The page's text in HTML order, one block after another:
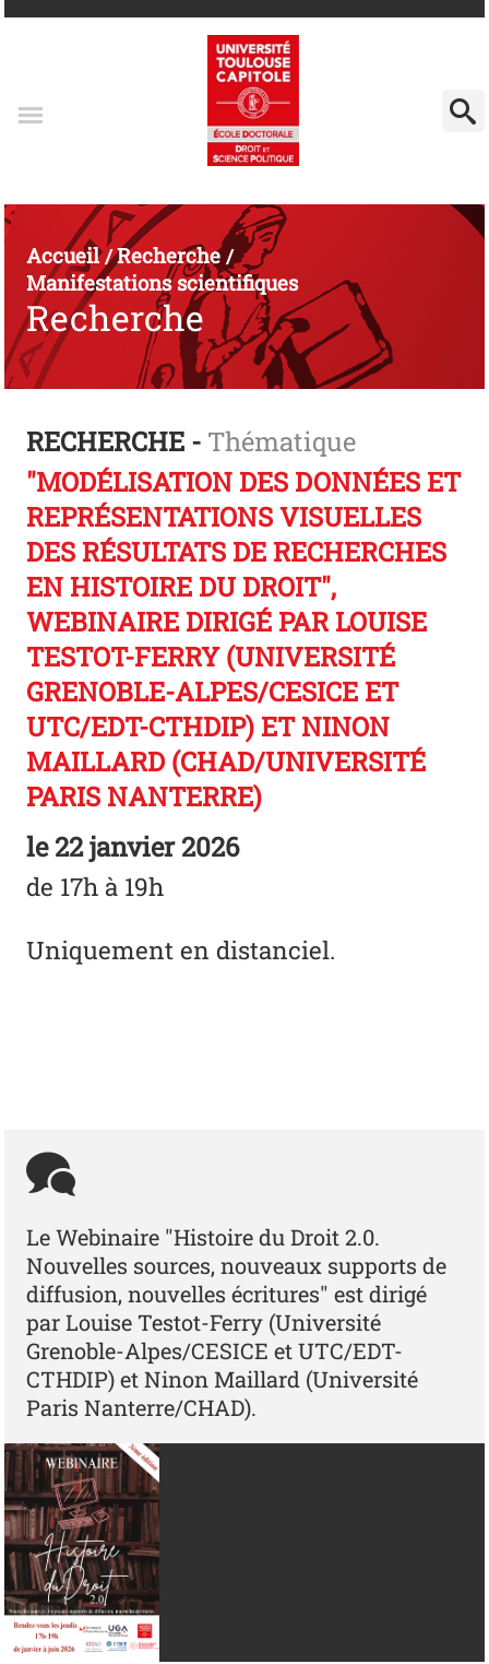
Accueil/Recherche/
Manifestations scientifiques
Recherche
RECHERCHE - Thématique
"MODÉLISATION DES DONNÉES ET
REPRÉSENTATIONS VISUELLES
DES RÉSULTATS DE RECHERCHES
EN HISTOIRE DU DROIT",
WEBINAIRE DIRIGÉ PAR LOUISE
TESTOT-FERRY (UNIVERSITÉ
GRENOBLE-ALPES/CESICE ET
UTC/EDT-CTHDIP) ET NINON
MAILLARD (CHAD/UNIVERSITÉ
PARIS NANTERRE)
le22 janvier 2026
de 17h à 19h
Uniquement en distanciel.
Le Webinaire "Histoire du Droit 2.0.
Nouvelles sources, nouveaux supports de
diffusion, nouvelles écritures" est dirigé
par Louise Testot-Ferry (Université
Grenoble-Alpes/CESICE et UTC/EDT-
CTHDIP) et Ninon Maillard (Université
Paris Nanterre/CHAD).